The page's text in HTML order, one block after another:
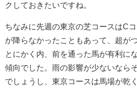
クしておきたいですね。
ちなみに先週の東京の芝コースはC
が降らなかったこともあって、超が
とにかく内、前を通った馬が有利に
傾向でした。雨の影響が少ないなら
でしょうし、東京コースは馬場が乾